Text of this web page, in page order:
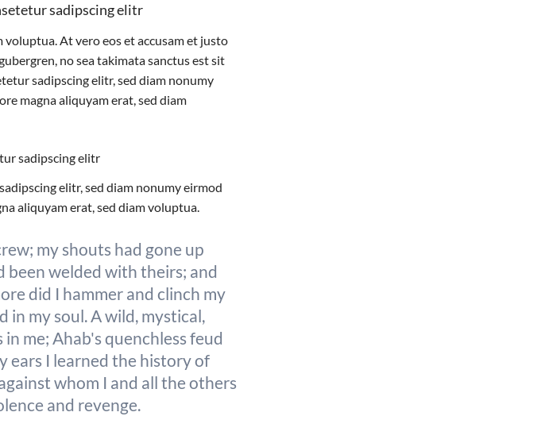
sadipscing elitr
At vero eos et accusam et justo
no sea takimata sanctus est sit
sadipscing elitr, sed diam nonumy
magna aliquyam erat, sed diam
sadipscing elitr
elitr, sed diam nonumy eirmod
aliquyam erat, sed diam voluptua.
my shouts had gone up
been welded with theirs; and
did I hammer and clinch my
in my soul. A wild, mystical,
me; Ahab's quenchless feud
ears I learned the history of
whom I and all the others
and revenge.